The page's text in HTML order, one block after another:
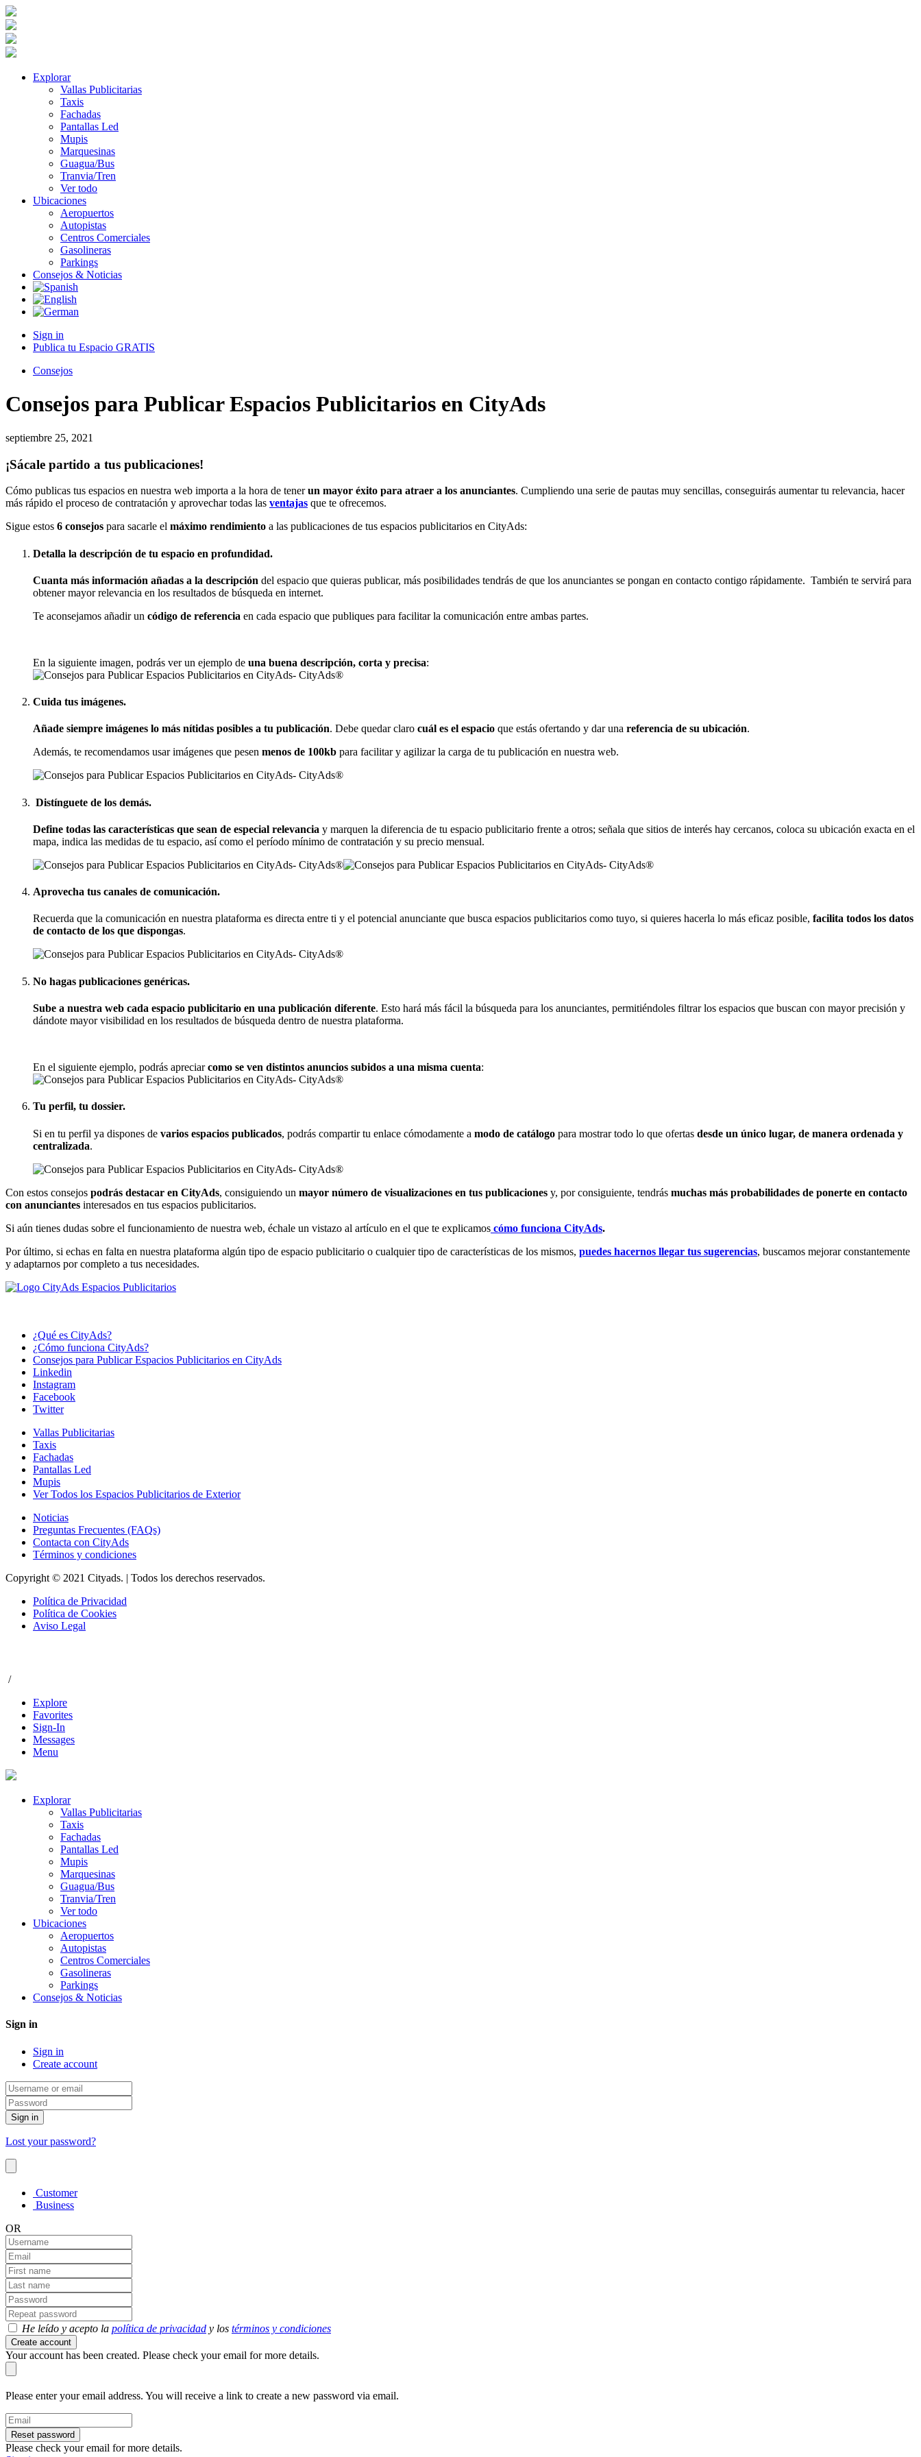
Explorar
Vallas Publicitarias
Taxis
Fachadas
Pantallas Led
Mupis
Marquesinas
Guagua/Bus
Tranvia/Tren
Ver todo
Ubicaciones
Aeropuertos
Autopistas
Centros Comerciales
Gasolineras
Parkings
Consejos & Noticias
Sign in
Publica tu Espacio GRATIS
Consejos
Consejos para Publicar Espacios Publicitarios en CityAds
septiembre 25, 2021
¡Sácale partido a tus publicaciones!
Cómo publicas tus espacios en nuestra web importa a la hora de tenerun mayor éxito para atraer a los anunciantes. Cumpliendo una serie de pautas muy sencillas, conseguirás aumentar tu relevancia, hacer
más rápido el proceso de contratación y aprovechar todas las ventajas que te ofrecemos.
Sigue estos 6 consejos para sacarle el máximo rendimiento a las publicaciones de tus espacios publicitarios en CityAds:
Detalla la descripción de tu espacio en profundidad.
Cuanta más información añadas a la descripción del espacio que quieras publicar, más posibilidades tendrás de que los anunciantes se pongan en contacto contigo rápidamente. También te servirá para
obtener mayor relevancia en los resultados de búsqueda en internet.
Te aconsejamos añadir un código de referencia en cada espacio que publiques para facilitar la comunicación entre ambas partes.
En la siguiente imagen, podrás ver un ejemplo de una buena descripción, corta y precisa:
Cuida tus imágenes.
Añade siempre imágenes lo más nítidas posibles a tu publicación. Debe quedar claro cuál es el espacio que estás ofertando y dar una referencia de su ubicación.
Además, te recomendamos usar imágenes que pesen menos de 100kb para facilitar y agilizar la carga de tu publicación en nuestra web.
Distínguete de los demás.
Define todas las características que sean de especial relevancia y marquen la diferencia de tu espacio publicitario frente a otros; señala que sitios de interés hay cercanos, coloca su ubicación exacta en el
mapa, indica las medidas de tu espacio, así como el período mínimo de contratación y su precio mensual.
Aprovecha tus canales de comunicación.
Recuerda que la comunicación en nuestra plataforma es directa entre ti y el potencial anunciante que busca espacios publicitarios como tuyo, si quieres hacerla lo más eficaz posible, facilita todos los datos
de contacto de los que dispongas.
No hagas publicaciones genéricas.
Sube a nuestra web cada espacio publicitario en una publicación diferente. Esto hará más fácil la búsqueda para los anunciantes, permitiéndoles filtrar los espacios que buscan con mayor precisión y
dándote mayor visibilidad en los resultados de búsqueda dentro de nuestra plataforma.
En el siguiente ejemplo, podrás apreciarcomo se ven distintos anuncios subidos a una misma cuenta:
Tu perfil, tu dossier.
Si en tu perfil ya dispones de varios espacios publicados, podrás compartir tu enlace cómodamente a modo de catálogo para mostrar todo lo que ofertas desde un único lugar, de manera ordenada y
centralizada.
Con estos consejos podrás destacar en CityAds, consiguiendo un mayor número de visualizaciones en tus publicaciones y, por consiguiente, tendrás muchas más probabilidades de ponerte en contacto
con anunciantes interesados en tus espacios publicitarios.
Si aún tienes dudas sobre el funcionamiento de nuestra web, échale un vistazo al artículo en el que te explicamos cómo funciona CityAds.
Por último, si echas en falta en nuestra plataforma algún tipo de espacio publicitario o cualquier tipo de características de los mismos, puedes hacernos llegar tus sugerencias, buscamos mejorar constantemente
y adaptarnos por completo a tus necesidades.
¿Qué es CityAds?
¿Cómo funciona CityAds?
Consejos para Publicar Espacios Publicitarios en CityAds
Linkedin
Instagram
Facebook
Twitter
Vallas Publicitarias
Taxis
Fachadas
Pantallas Led
Mupis
Ver Todos los Espacios Publicitarios de Exterior
Noticias
Preguntas Frecuentes (FAQs)
Contacta con CityAds
Términos y condiciones
Copyright © 2021 Cityads. | Todos los derechos reservados.
Política de Privacidad
Política de Cookies
Aviso Legal
/
Explore
Favorites
Sign-In
Messages
Menu
Explorar
Vallas Publicitarias
Taxis
Fachadas
Pantallas Led
Mupis
Marquesinas
Guagua/Bus
Tranvia/Tren
Ver todo
Ubicaciones
Aeropuertos
Autopistas
Centros Comerciales
Gasolineras
Parkings
Consejos & Noticias
Sign in
Sign in
Create account
Sign in
Lost your password?
Customer
Business
OR
He leído y acepto la política de privacidad y los términos y condiciones
Create account
Your account has been created. Please check your email for more details.
Please enter your email address. You will receive a link to create a new password via email.
Reset password
Please check your email for more details.